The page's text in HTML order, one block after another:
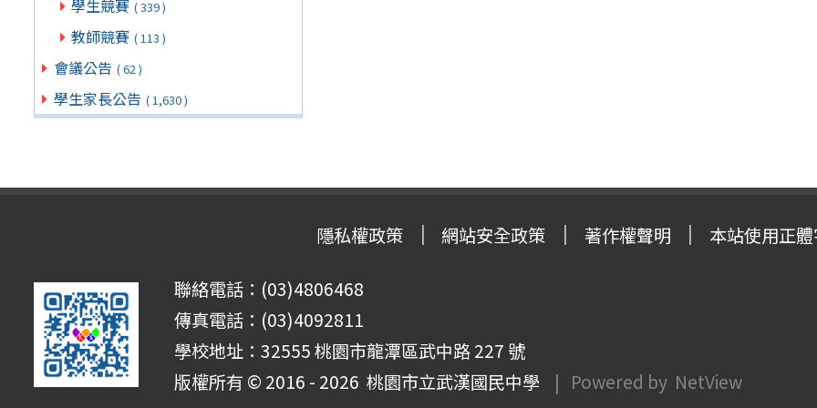
學生競賽 ( 339 )
教師競賽 ( 113 )
會議公告 ( 62 )
學生家長公告 ( 1,630 )
隱私權政策 網站安全政策 著作權聲明 本站使用正
聯絡電話：(03)4806468
傳真電話：(03)4092811
學校地址：32555 桃園市龍潭區武中路 227 號
版權所有 © 2016 - 2026 桃園市立武漢國民中學 | Powered by NetView